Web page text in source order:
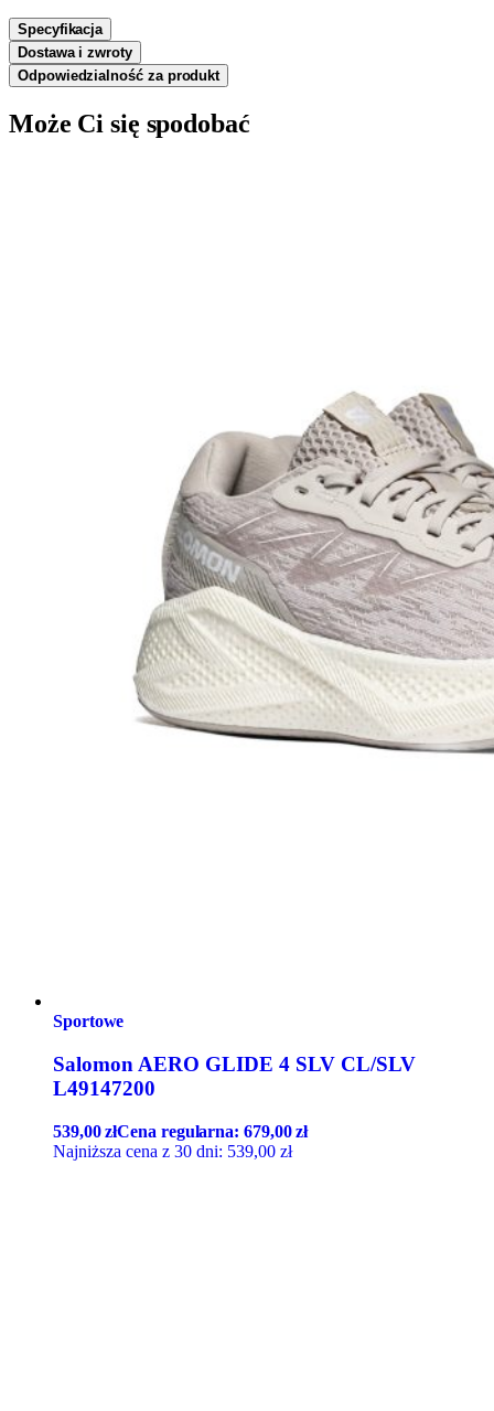
Specyfikacja
Dostawa i zwroty
Odpowiedzialność za produkt
Może Ci się spodobać
Sportowe
Salomon AERO GLIDE 4 SLV CL/SLV
L49147200
539,00złCena regularna:679,00zł
Najniższa cena z 30 dni: 539,00 zł